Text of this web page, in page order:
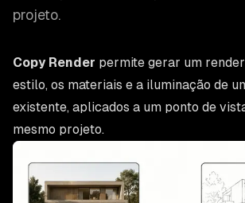
projeto.
Copy Render permite gerar um
estilo, os materiais e a iluminação de
existente, aplicados a um ponto de
mesmo projeto.